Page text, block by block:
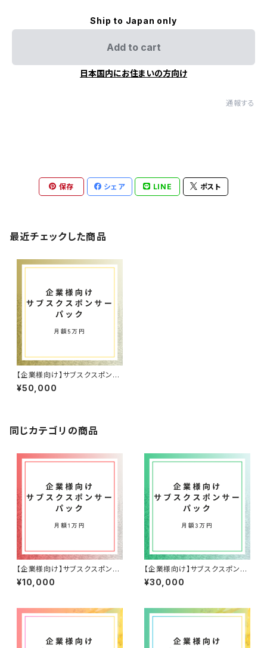
Ship to Japan only
Add to cart
日本国内にお住まいの方向け
通報する
保存 シェア LINE ポスト
最近チェックした商品
【企業様向け】サブスクスポンサ
ー5万パック
¥50,000
同じカテゴリの商品
【企業様向け】サブスクスポンサ
ー1万パック
¥10,000
【企業様向け】サブスクスポンサ
ー3万パック
¥30,000